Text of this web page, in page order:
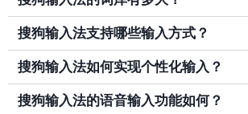
搜狗输入法支持哪些输入方式？
搜狗输入法如何实现个性化输入？
搜狗输入法的语音输入功能如何？